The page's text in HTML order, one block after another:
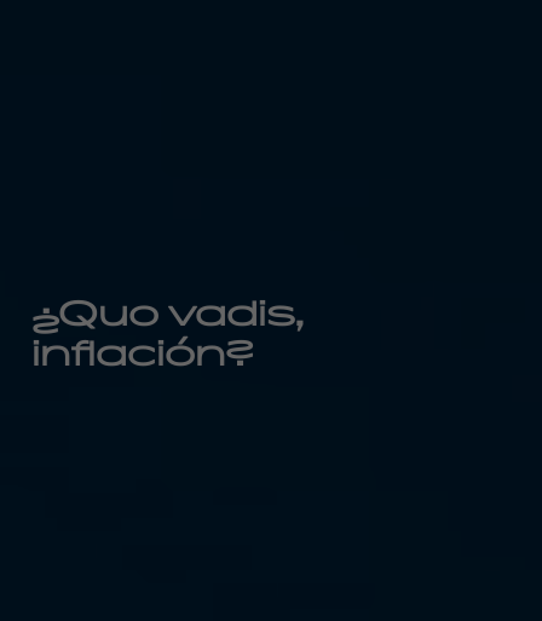
¿Quo vadis,
inflación?